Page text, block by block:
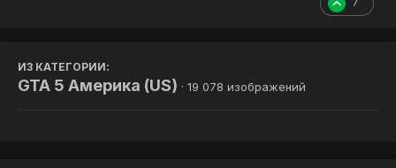
ИЗ КАТЕГОРИИ:
GTA 5 Америка (US) · 19 078 изображений